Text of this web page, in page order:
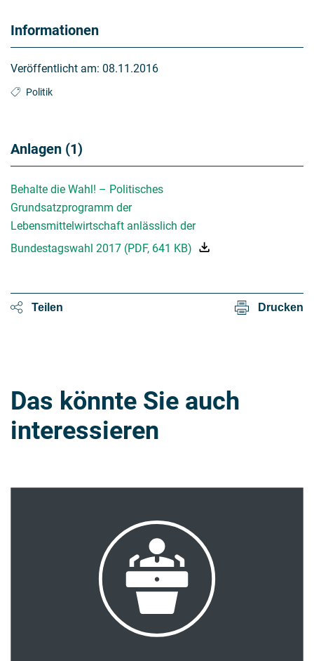
Informationen
Veröffentlicht am: 08.11.2016
Politik
Anlagen (1)
Behalte die Wahl! – Politisches
Grundsatzprogramm der
Lebensmittelwirtschaft anlässlich der
Bundestagswahl 2017 (PDF, 641 KB)
Teilen Drucken
Das könnte Sie auch
interessieren